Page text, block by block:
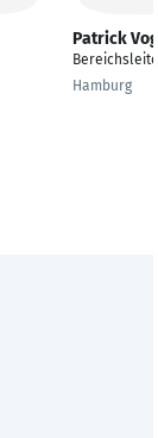
Patrick Vogt
Bereichsleiter
Hamburg